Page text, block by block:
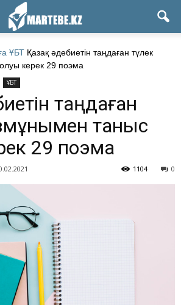
ҰБТ Қазақ әдебиетін таңдаған түлек
керек 29 поэма
ҰБТ
таңдаған
таныс
29 поэма
0
1104